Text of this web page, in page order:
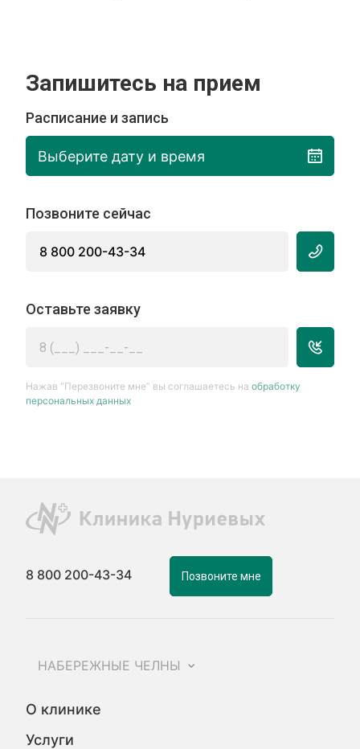
Запишитесь на прием
Расписание и запись
Выберите дату и время
Позвоните сейчас
8 800 200-43-34
Оставьте заявку
Нажав “Перезвоните мне” вы соглашаетесь наобработку
персональных данных
8 800 200-43-34 Позвоните мне
НАБЕРЕЖНЫЕ ЧЕЛНЫ
О клинике
Услуги